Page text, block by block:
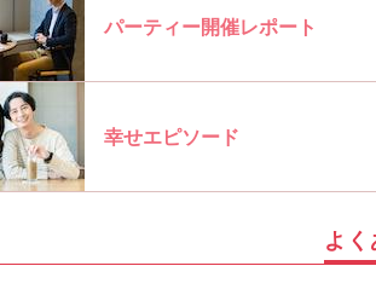
パーティー開催レポート
幸せエピソード
よ